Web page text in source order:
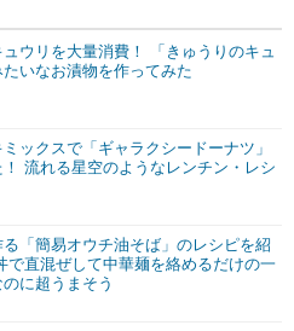
ウリを大量消費！ 「きゅうりのキュ
いなお漬物を作ってみた
ックスで「ギャラクシードーナツ」
流れる星空のようなレンチン・レシ
「簡易オウチ油そば」のレシピを紹
で直混ぜして中華麺を絡めるだけの一
に超うまそう